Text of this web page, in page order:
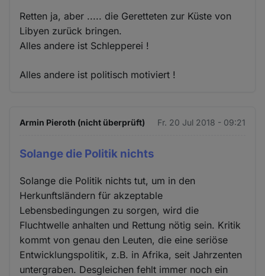
Retten ja, aber ..... die Geretteten zur Küste von
Libyen zurück bringen.
Alles andere ist Schlepperei !
Alles andere ist politisch motiviert !
Armin Pieroth (nicht überprüft) Fr. 20 Jul 2018 - 09:21
Solange die Politik nichts
Solange die Politik nichts tut, um in den
Herkunftsländern für akzeptable
Lebensbedingungen zu sorgen, wird die
Fluchtwelle anhalten und Rettung nötig sein. Kritik
kommt von genau den Leuten, die eine seriöse
Entwicklungspolitik, z.B. in Afrika, seit Jahrzenten
untergraben. Desgleichen fehlt immer noch ein